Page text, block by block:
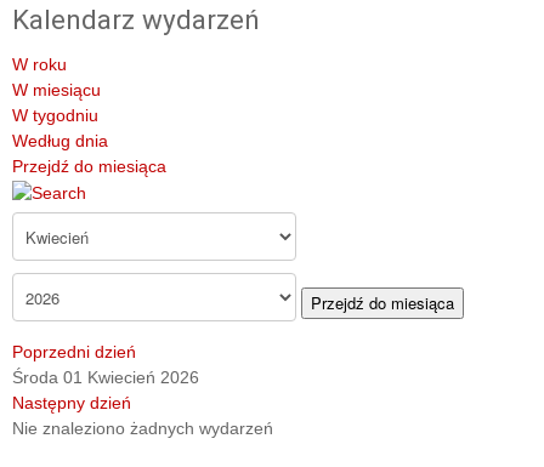
Kalendarz wydarzeń
W roku
W miesiącu
W tygodniu
Według dnia
Przejdź do miesiąca
Przejdź do miesiąca
Poprzedni dzień
Środa 01 Kwiecień 2026
Następny dzień
Nie znaleziono żadnych wydarzeń